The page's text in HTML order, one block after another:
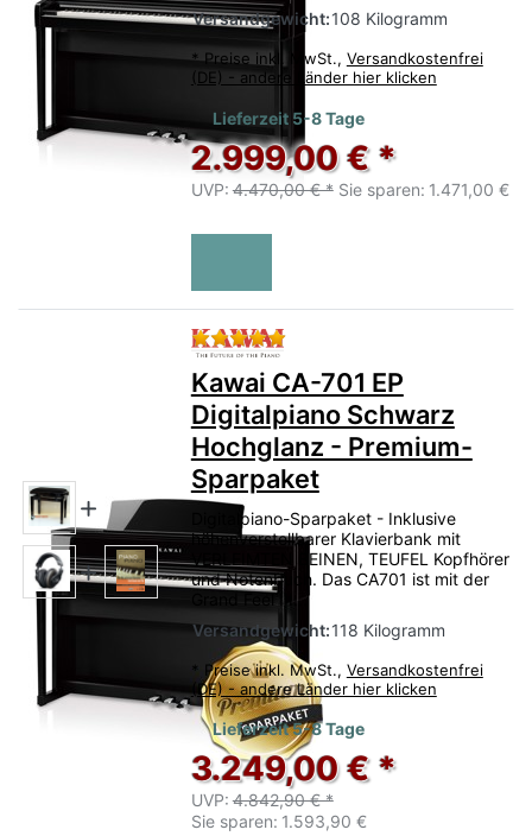
Versandgewicht:108 Kilogramm
* Preise inkl. MwSt., Versandkostenfrei
(DE) - andere Länder hier klicken
Lieferzeit 5-8 Tage
2.999,00 € *
UVP: 4.470,00 € * Sie sparen: 1.471,00 €
Bewertung: 5 von 5
Kawai CA-701 EP
Digitalpiano Schwarz
Hochglanz - Premium-
Sparpaket
Digitalpiano-Sparpaket - Inklusive
höhenverstellbarer Klavierbank mit
VERLEIMTEN BEINEN, TEUFEL Kopfhörer
und Notenbuch. Das CA701 ist mit der
Grand Feel III...
Versandgewicht:118 Kilogramm
* Preise inkl. MwSt., Versandkostenfrei
(DE) - andere Länder hier klicken
Lieferzeit 5-8 Tage
3.249,00 € *
UVP: 4.842,90 € *
Sie sparen: 1.593,90 €